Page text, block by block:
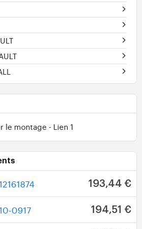
le montage - Lien 1
193,44 €
0917 194,51 €